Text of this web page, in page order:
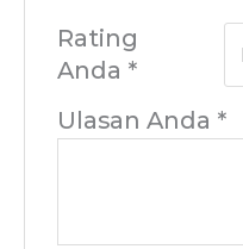
Rating
Anda *
Ulasan Anda *